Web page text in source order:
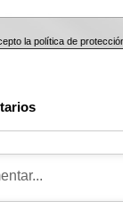
la política de